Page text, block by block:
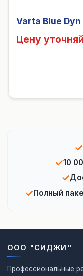
Цену
✓
✓10
✓
✓Полный
ООО "СИДЖИ"
Профессиональные